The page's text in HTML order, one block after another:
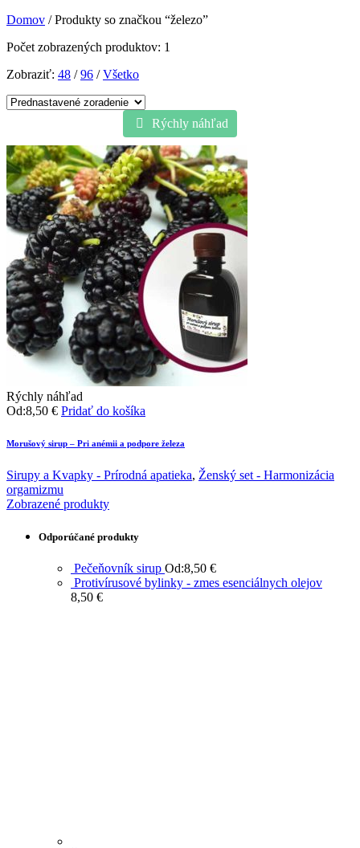
Domov / Produkty so značkou “železo”
Počet zobrazených produktov: 1
Zobraziť: 48 /96 /Všetko
Rýchly náhľad
Rýchly náhľad
Od:8,50 € Pridať do košíka
Morušový sirup – Pri anémii a podpore železa
Sirupy a Kvapky - Prírodná apatieka, Ženský set - Harmonizácia
orgamizmu
Zobrazené produkty
Odporúčané produkty
Pečeňovník sirup Od:8,50 €
Protivírusové bylinky - zmes esenciálnych olejov
8,50 €